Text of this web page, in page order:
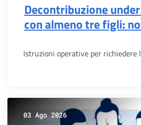
Decontribuzione
con almeno tre figli:
Istruzioni operative per richiedere
03 Ago 2026